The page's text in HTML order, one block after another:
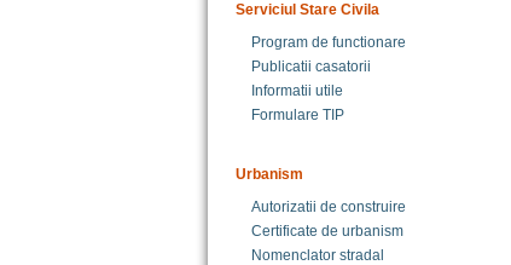
Serviciul Stare Civila
Program de functionare
Publicatii casatorii
Informatii utile
Formulare TIP
Urbanism
Autorizatii de construire
Certificate de urbanism
Nomenclator stradal